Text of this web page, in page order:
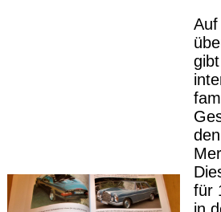
für